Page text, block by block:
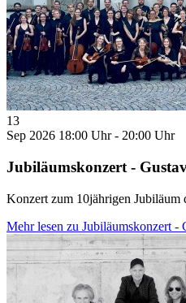
13
Sep 2026 18:00 Uhr - 20:00 Uhr
Jubiläumskonzert -
Konzert zum 10jährigen Jubiläum
Mehr lesen zu Jubiläumskonzert -